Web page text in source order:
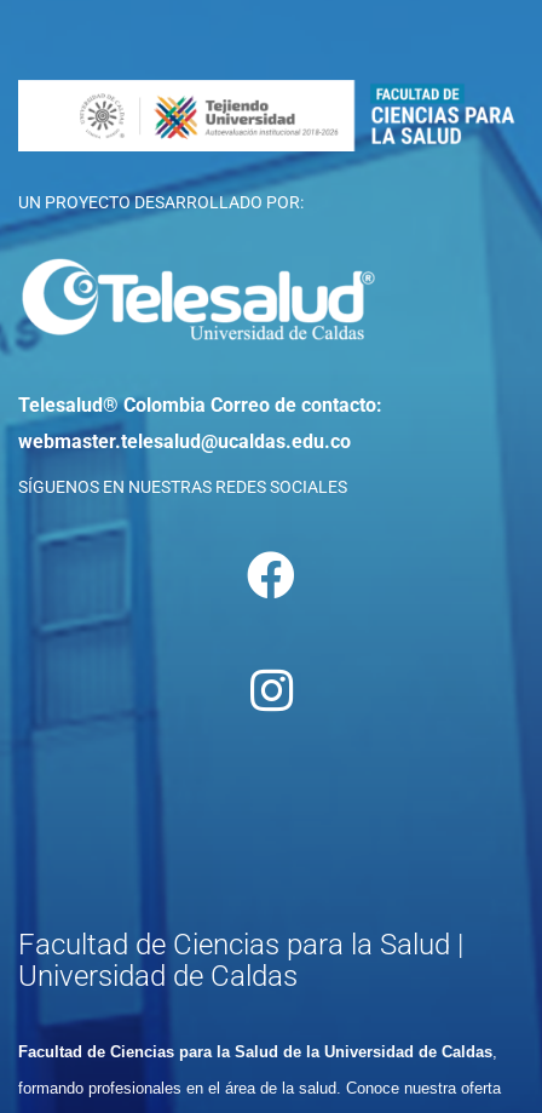
UN PROYECTO DESARROLLADO POR:
Telesalud® Colombia Correo de contacto:
webmaster.telesalud@ucaldas.edu.co
SÍGUENOS EN NUESTRAS REDES SOCIALES
Facultad de Ciencias para la Salud |
Universidad de Caldas
Facultad de Ciencias para la Salud de la Universidad de Caldas
formando profesionales en el área de la salud. Conoce nuestra oferta